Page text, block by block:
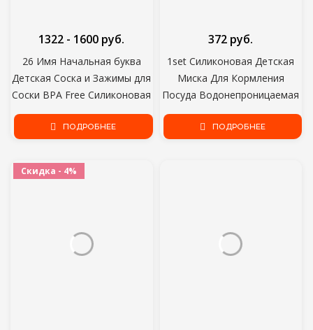
26 Имя Начальная буква
Детская Соска и Зажимы для
Соски BPA Free Силиконовая
Детская Соска Gold Bling
Newborn Dummy Soother
1322 - 1600 руб.
ПОДРОБНЕЕ
1set Силиконовая Детская
Миска Для Кормления
Посуда Водонепроницаемая
Ложка Нескользящая Посуда
BPA Free Силиконовые
372 руб.
ПОДРОБНЕЕ
Скидка - 4%